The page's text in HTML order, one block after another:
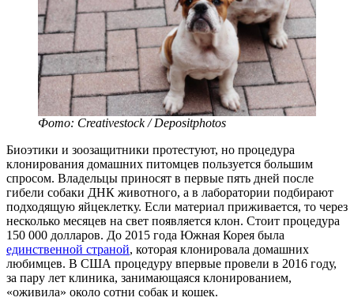
Фото: Creativestock / Depositphotos
Биоэтики и зоозащитники протестуют, но процедура
клонирования домашних питомцев пользуется большим
спросом. Владельцы приносят в первые пять дней после
гибели собаки ДНК животного, а в лаборатории подбирают
подходящую яйцеклетку. Если материал приживается, то через
несколько месяцев на свет появляется клон. Стоит процедура
150 000 долларов. До 2015 года Южная Корея была
единственной страной, которая клонировала домашних
любимцев. В США процедуру впервые провели в 2016 году,
за пару лет клиника, занимающаяся клонированием,
«оживила» около сотни собак и кошек.